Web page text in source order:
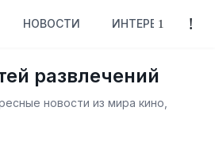
НОВОСТИ ИНТЕРЕСНОЕ
развлечений
новости из мира кино,